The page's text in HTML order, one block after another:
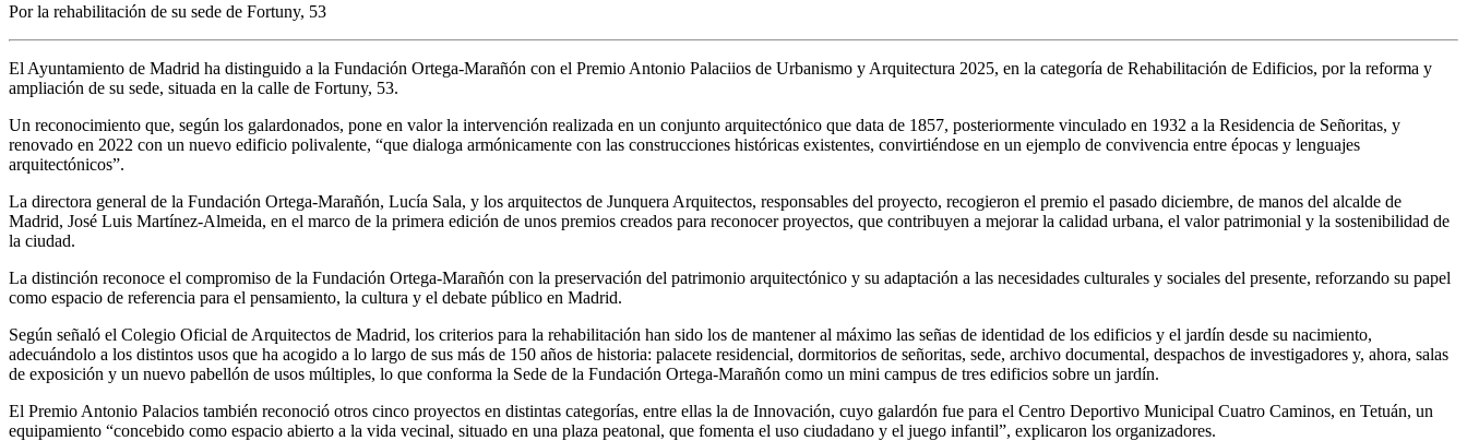
Por la rehabilitación de su sede de Fortuny, 53
El Ayuntamiento de Madrid ha distinguido a la Fundación Ortega-Marañón con el Premio Antonio Palaciios de Urbanismo y Arquitectura 2025, en la categoría de Rehabilitación de Edificios, por la reforma y
ampliación de su sede, situada en la calle de Fortuny, 53.
Un reconocimiento que, según los galardonados, pone en valor la intervención realizada en un conjunto arquitectónico que data de 1857, posteriormente vinculado en 1932 a la Residencia de Señoritas, y
renovado en 2022 con un nuevo edificio polivalente, “que dialoga armónicamente con las construcciones históricas existentes, convirtiéndose en un ejemplo de convivencia entre épocas y lenguajes
arquitectónicos”.
La directora general de la Fundación Ortega-Marañón, Lucía Sala, y los arquitectos de Junquera Arquitectos, responsables del proyecto, recogieron el premio el pasado diciembre, de manos del alcalde de
Madrid, José Luis Martínez-Almeida, en el marco de la primera edición de unos premios creados para reconocer proyectos, que contribuyen a mejorar la calidad urbana, el valor patrimonial y la sostenibilidad de
la ciudad.
La distinción reconoce el compromiso de la Fundación Ortega-Marañón con la preservación del patrimonio arquitectónico y su adaptación a las necesidades culturales y sociales del presente, reforzando su papel
como espacio de referencia para el pensamiento, la cultura y el debate público en Madrid.
Según señaló el Colegio Oficial de Arquitectos de Madrid, los criterios para la rehabilitación han sido los de mantener al máximo las señas de identidad de los edificios y el jardín desde su nacimiento,
adecuándolo a los distintos usos que ha acogido a lo largo de sus más de 150 años de historia: palacete residencial, dormitorios de señoritas, sede, archivo documental, despachos de investigadores y, ahora, salas
de exposición y un nuevo pabellón de usos múltiples, lo que conforma la Sede de la Fundación Ortega-Marañón como un mini campus de tres edificios sobre un jardín.
El Premio Antonio Palacios también reconoció otros cinco proyectos en distintas categorías, entre ellas la de Innovación, cuyo galardón fue para el Centro Deportivo Municipal Cuatro Caminos, en Tetuán, un
equipamiento “concebido como espacio abierto a la vida vecinal, situado en una plaza peatonal, que fomenta el uso ciudadano y el juego infantil”, explicaron los organizadores.